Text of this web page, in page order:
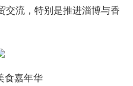
交流，特别是推进淄博与香
嘉年华